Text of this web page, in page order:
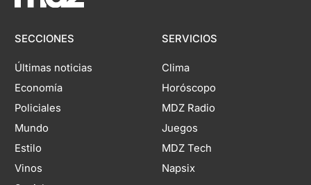
SECCIONES
Últimas noticias
Economía
Policiales
Mundo
Estilo
Vinos
SERVICIOS
Clima
Horóscopo
MDZ Radio
Juegos
MDZ Tech
Napsix